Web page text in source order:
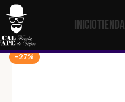
InicioTienda
-27%